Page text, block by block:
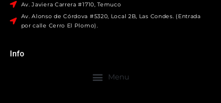
Av. Javiera Carrera #1710, Temuco
Av. Alonso de Córdova #5320, Local 2B, Las Condes. (Entrada
por calle Cerro El Plomo).
Info